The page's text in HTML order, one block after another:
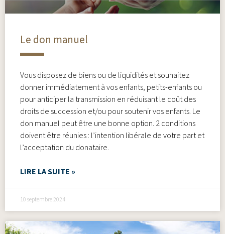
Le don manuel
Vous disposez de biens ou de liquidités et souhaitez
donner immédiatement à vos enfants, petits-enfants ou
pour anticiper la transmission en réduisant le coût des
droits de succession et/ou pour soutenir vos enfants. Le
don manuel peut être une bonne option. 2 conditions
doivent être réunies : l’intention libérale de votre part et
l’acceptation du donataire.
LIRE LA SUITE »
10 septembre 2024